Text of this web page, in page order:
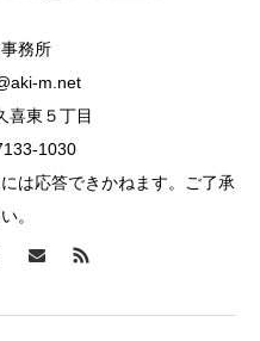
務所
m.net
喜東５丁目
1030
は応答できかねます。ご了承
。